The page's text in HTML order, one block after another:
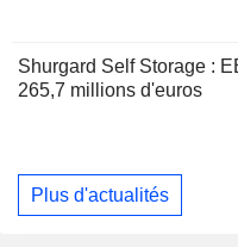
Shurgard Self Storage :
265,7 millions d'euros
Plus d'actualités